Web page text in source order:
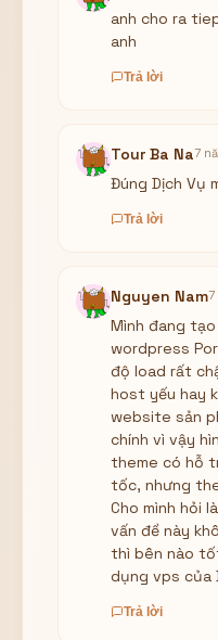
anh cho ra
anh
Trả lời
Tour Ba Na7
Đúng Dịch Vụ
Trả lời
Nguyen Nam7
Mình đang
wordpress
độ load rất
host yếu hay
website sản
chính vì vậy
theme có hỗ
tốc, nhưng
Cho mình hỏi
vấn đề này
thì bên nào
dụng vps của
Trả lời